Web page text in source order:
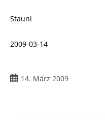
Stauni
2009-03-14
Beitrag14. März 2009